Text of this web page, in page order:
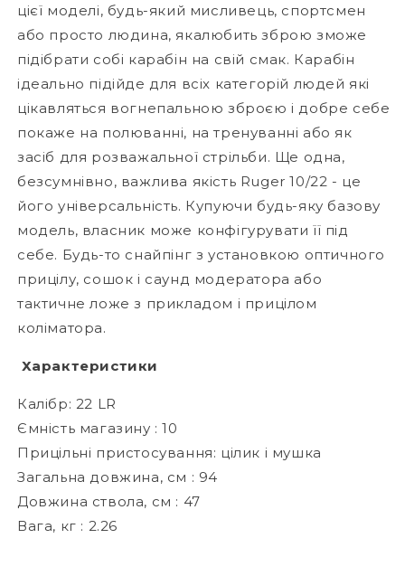
цієї моделі, будь-який мисливець, спортсмен
або просто людина, якалюбить зброю зможе
підібрати собі карабін на свій смак. Карабін
ідеально підійде для всіх категорій людей які
цікавляться вогнепальною зброєю і добре себе
покаже на полюванні, на тренуванні або як
засіб для розважальної стрільби. Ще одна,
безсумнівно, важлива якість Ruger 10/22 - це
його універсальність. Купуючи будь-яку базову
модель, власник може конфігурувати її під
себе. Будь-то снайпінг з установкою оптичного
прицілу, сошок і саунд модератора або
тактичне ложе з прикладом і прицілом
коліматора.
Характеристики
Калібр: 22 LR
Ємність магазину : 10
Прицільні пристосування: цілик і мушка
Загальна довжина, см : 94
Довжина ствола, см : 47
Вага, кг : 2.26